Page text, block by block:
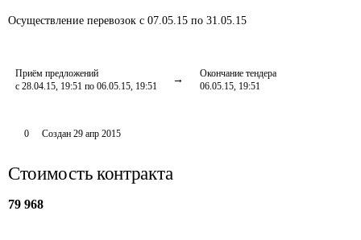
Осуществление перевозок с 07.05.15 по 31.05.15
Приём предложений
с 28.04.15, 19:51 по 06.05.15, 19:51
Окончание тендера
06.05.15, 19:51
0 Создан 29 апр 2015
Стоимость контракта
79 968